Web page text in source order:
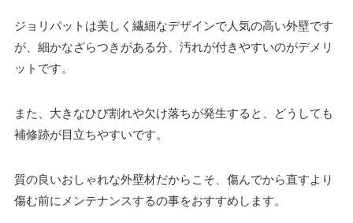
ジョリパットは美しく繊細なデザインで人気の高い外壁です
が、細かなざらつきがある分、汚れが付きやすいのがデメリ
ットです。
また、大きなひび割れや欠け落ちが発生すると、どうしても
補修跡が目立ちやすいです。
質の良いおしゃれな外壁材だからこそ、傷んでから直すより
傷む前にメンテナンスするの事をおすすめします。